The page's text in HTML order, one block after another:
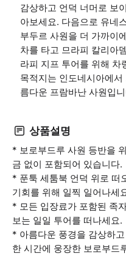
감상하고 언덕 너머로 보
아보세요. 다음으로 유네
부두르 사원을 더 가까이
차를 타고 므라피 칼리아
라피 지프 투어를 위해 차
목적지는 인도네시아에
름다운 프람바난 사원입
상품설명
* 보로부드루 사원 등반을
금 없이 포함되어 있습니다.
* 푼툭 세툼북 언덕 위로 떠
기회를 위해 일찍 일어나세
* 모든 입장료가 포함된 족
보는 일일 투어를 떠나세요.
* 아름다운 풍경을 감상하
한 시간에 웅장한 보로부드